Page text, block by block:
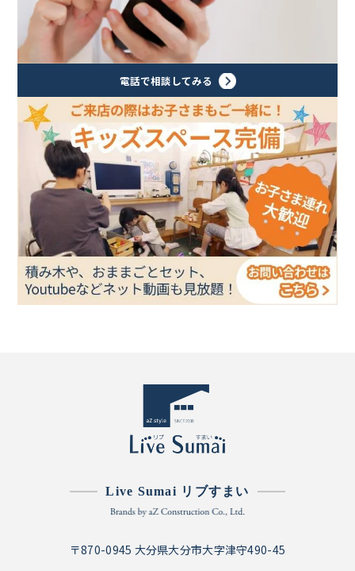
電話で相談してみる
Live Sumai リブすまい
〒870-0945 大分県大分市大字津守490-45